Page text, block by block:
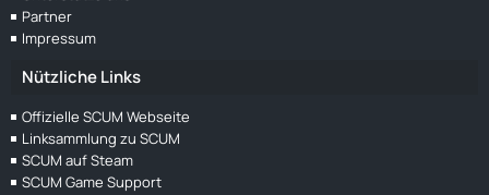
Partner
Impressum
Nützliche Links
Offizielle SCUM Webseite
Linksammlung zu SCUM
SCUM auf Steam
SCUM Game Support